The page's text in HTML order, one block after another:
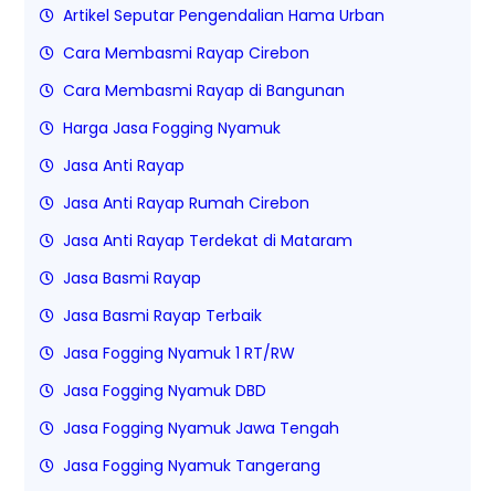
Artikel Seputar Pengendalian Hama Urban
Cara Membasmi Rayap Cirebon
Cara Membasmi Rayap di Bangunan
Harga Jasa Fogging Nyamuk
Jasa Anti Rayap
Jasa Anti Rayap Rumah Cirebon
Jasa Anti Rayap Terdekat di Mataram
Jasa Basmi Rayap
Jasa Basmi Rayap Terbaik
Jasa Fogging Nyamuk 1 RT/RW
Jasa Fogging Nyamuk DBD
Jasa Fogging Nyamuk Jawa Tengah
Jasa Fogging Nyamuk Tangerang